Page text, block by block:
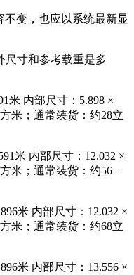
变，也应以系统最新显
尺寸和参考载重是多
米 内部尺寸：5.898 ×
米；通常装货：约28立
米 内部尺寸：12.032 ×
米；通常装货：约56–
米 内部尺寸：12.032 ×
米；通常装货：约68立
米 内部尺寸：13.556 ×